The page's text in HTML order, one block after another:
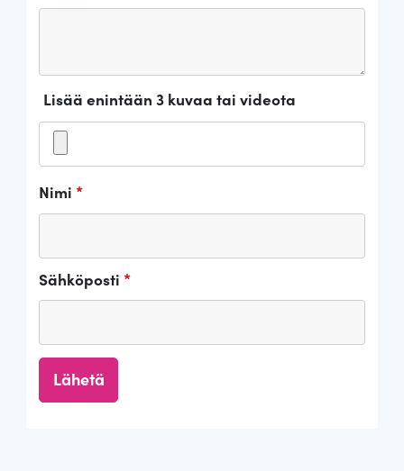
Lisää enintään 3 kuvaa tai videota
Nimi *
Sähköposti *